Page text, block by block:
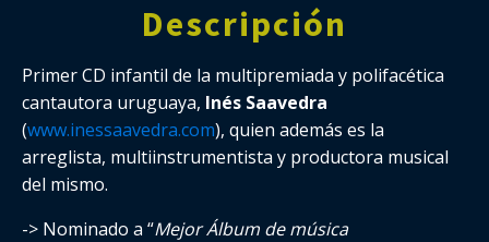
Descripción
Primer CD infantil de la multipremiada y polifacética
cantautora uruguaya, Inés Saavedra
(www.inessaavedra.com), quien además es la
arreglista, multiinstrumentista y productora musical
del mismo.
-> Nominado a “Mejor Álbum de música